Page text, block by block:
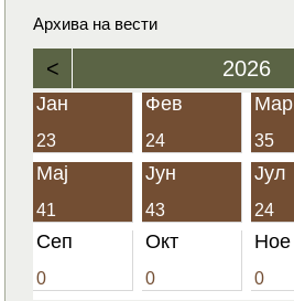
Архива на вести
< 2026
Јан
23
Фев
24
Мар
35
Мај
41
Јун
43
Јул
24
Сеп
0
Окт
0
Ное
0